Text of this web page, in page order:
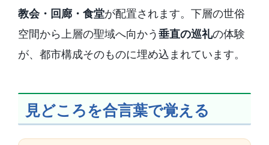
教会・回廊・食堂が配置されます。下層の世俗
空間から上層の聖域へ向かう垂直の巡礼の体験
が、都市構成そのものに埋め込まれています。
見どころを合言葉で覚える